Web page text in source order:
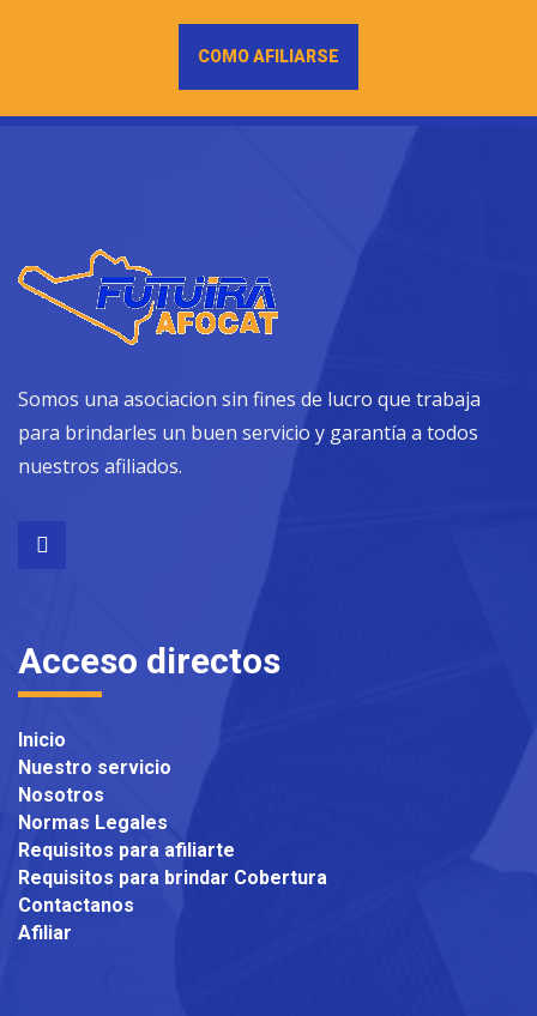
COMO AFILIARSE
Somos una asociacion sin fines de lucro que trabaja
para brindarles un buen servicio y garantía a todos
nuestros afiliados.
Acceso directos
Inicio
Nuestro servicio
Nosotros
Normas Legales
Requisitos para afiliarte
Requisitos para brindar Cobertura
Contactanos
Afiliar